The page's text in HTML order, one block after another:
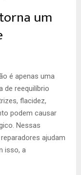
um
é apenas uma
de reequilíbrio
flacidez,
podem causar
Nessas
ajudam
isso, a